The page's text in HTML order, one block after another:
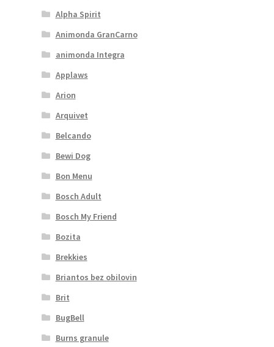
Alpha Spirit
Animonda GranCarno
animonda Integra
Applaws
Arion
Arquivet
Belcando
Bewi Dog
Bon Menu
Bosch Adult
Bosch My Friend
Bozita
Brekkies
Briantos bez obilovin
Brit
BugBell
Burns granule